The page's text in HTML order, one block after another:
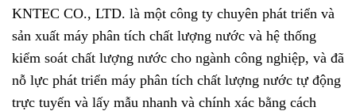
KNTEC CO., LTD. là một công ty chuyên phát triển và
sản xuất máy phân tích chất lượng nước và hệ thống
kiểm soát chất lượng nước cho ngành công nghiệp, và đã
nỗ lực phát triển máy phân tích chất lượng nước tự động
trực tuyến và lấy mẫu nhanh và chính xác bằng cách